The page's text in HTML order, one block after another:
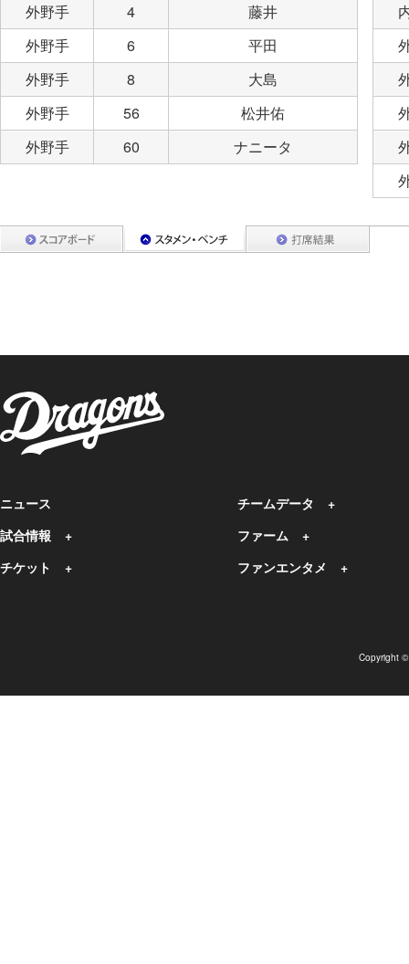
外野手
4
藤井
外野手
6
平田
外野手
8
大島
外野手
56
松井佑
外野手
60 ナニータ
ニュース
試合情報
チケット
チームデータ
ファーム
ファンエンタメ
Copyright